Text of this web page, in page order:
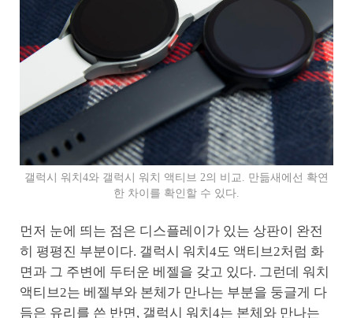
갤럭시 워치4와 갤럭시 워치 액티브 2의 비교. 만듦새에선 확연
한 차이를 확인할 수 있다.
먼저 눈에 띄는 점은 디스플레이가 있는 상판이 완전
히 평평진 부분이다. 갤럭시 워치4도 액티브2처럼 화
면과 그 주변에 두터운 베젤을 갖고 있다. 그런데 워치
액티브2는 베젤부와 본체가 만나는 부분을 둥글게 다
듬은 유리를 쓴 반면, 갤럭시 워치4는 본체와 만나는